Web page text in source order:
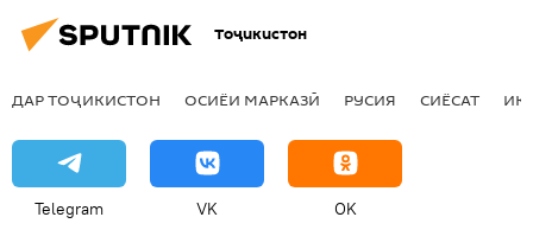
Тоҷикистон
ДАР ТОҶИКИСТОН ОСИЁИ МАРКАЗӢ РУСИЯ СИЁСАТ
Telegram VK OK